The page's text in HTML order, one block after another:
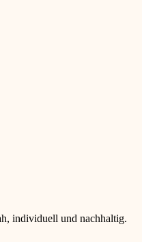
individuell und nachhaltig.